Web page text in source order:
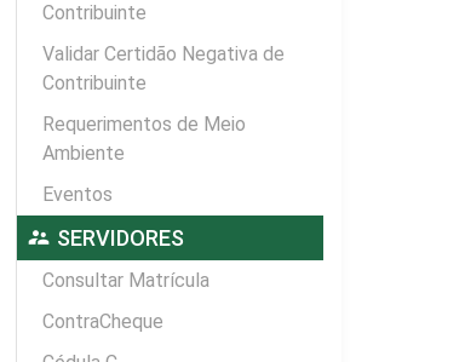
Contribuinte
Validar Certidão Negativa de
Contribuinte
Requerimentos de Meio
Ambiente
Eventos
supervisor_account SERVIDORES
Consultar Matrícula
ContraCheque